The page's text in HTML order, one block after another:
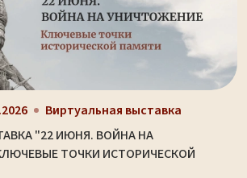
Виртуальная выставка
"22 ИЮНЯ. ВОЙНА НА
ТОЧКИ ИСТОРИЧЕСКОЙ